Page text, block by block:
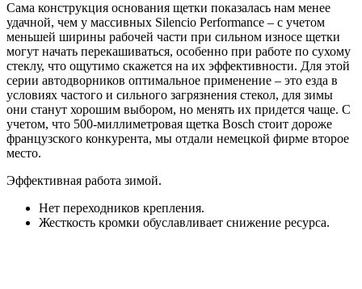
Сама конструкция основания щетки показалась нам менее
удачной, чем у массивных Silencio Performance – с учетом
меньшей ширины рабочей части при сильном износе щетки
могут начать перекашиваться, особенно при работе по сухому
стеклу, что ощутимо скажется на их эффективности. Для этой
серии автодворников оптимальное применение – это езда в
условиях частого и сильного загрязнения стекол, для зимы
они станут хорошим выбором, но менять их придется чаще. С
учетом, что 500-миллиметровая щетка Bosch стоит дороже
французского конкурента, мы отдали немецкой фирме второе
место.
Эффективная работа зимой.
Нет переходников крепления.
Жесткость кромки обуславливает снижение ресурса.